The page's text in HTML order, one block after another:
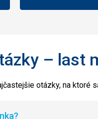
– last
otázky, na ktoré